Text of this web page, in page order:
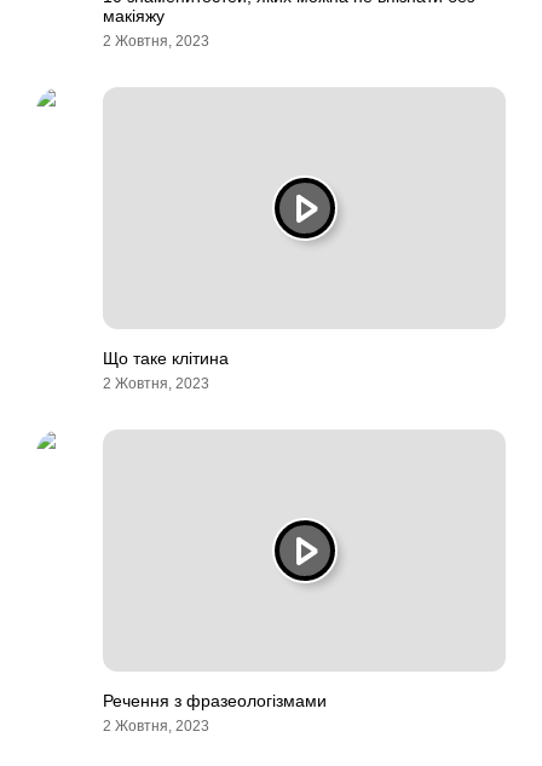
макіяжу
2 Жовтня, 2023
Що таке клітина
2 Жовтня, 2023
Речення з фразеологізмами
2 Жовтня, 2023